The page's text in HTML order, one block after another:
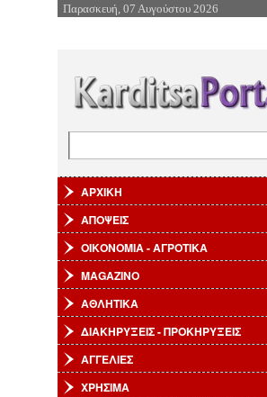
Επιστροφή στην Πλοήγηση
Παρασκευή, 07 Αυγούστου 2026
ΑΡΧΙΚΗ
ΑΠΟΨΕΙΣ
ΟΙΚΟΝΟΜΙΑ - ΑΓΡΟΤΙΚΑ
MAGAZINO
ΑΘΛΗΤΙΚΑ
ΔΙΑΚΗΡΥΞΕΙΣ - ΠΡΟΚΗΡΥΞΕΙΣ
ΑΓΓΕΛΙΕΣ
ΧΡΗΣΙΜΑ